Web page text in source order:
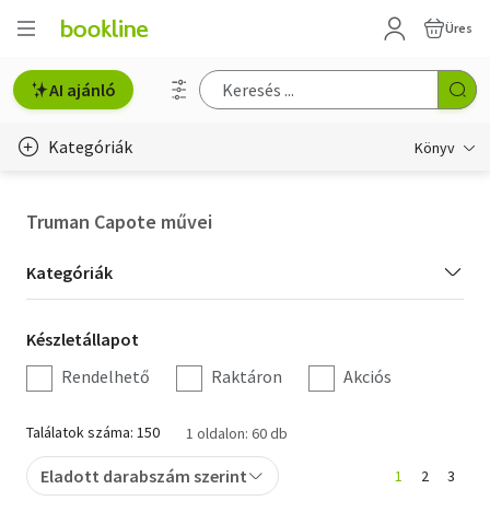
Üres
AI ajánló
Kategóriák Könyv
Hobbi, szabadidő
Irodalom
Művészet
Szakkönyv
Truman Capote művei
Kategória
szűrés
Kategóriák
Készletállapot
szűrés
Készletállapot
Rendelhető
Raktáron Akciós
Találatok száma: 150 1 oldalon: 60 db
Eladott darabszám szerint 1 2 3